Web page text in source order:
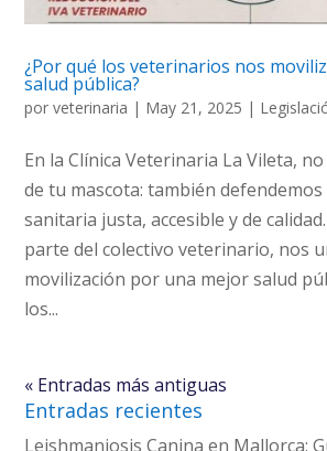
¿Por qué los veterinarios nos
salud pública?
porveterinaria | May 21, 2025 |
En la Clínica Veterinaria La Vileta,
de tu mascota: también
sanitaria justa, accesible y de
parte del colectivo veterinario, nos
movilización por una mejor salud
los...
« Entradas más antiguas
Entradas recientes
Leishmaniosis Canina en Mallorca: